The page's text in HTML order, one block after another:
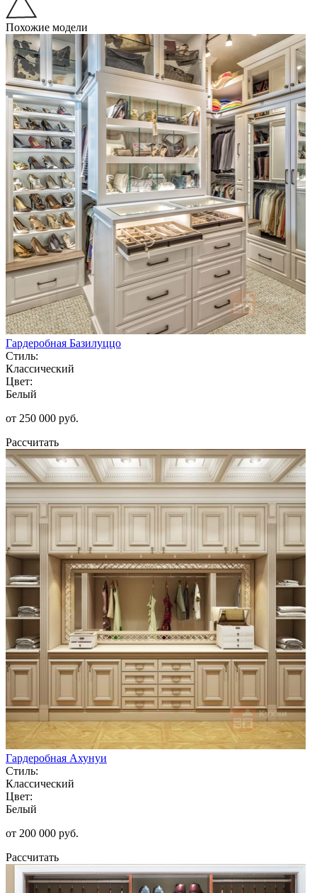
Похожие модели
Гардеробная Базилуццо
Стиль:
Классический
Цвет:
Белый
от 250 000 руб.
Рассчитать
Гардеробная Ахунуи
Стиль:
Классический
Цвет:
Белый
от 200 000 руб.
Рассчитать